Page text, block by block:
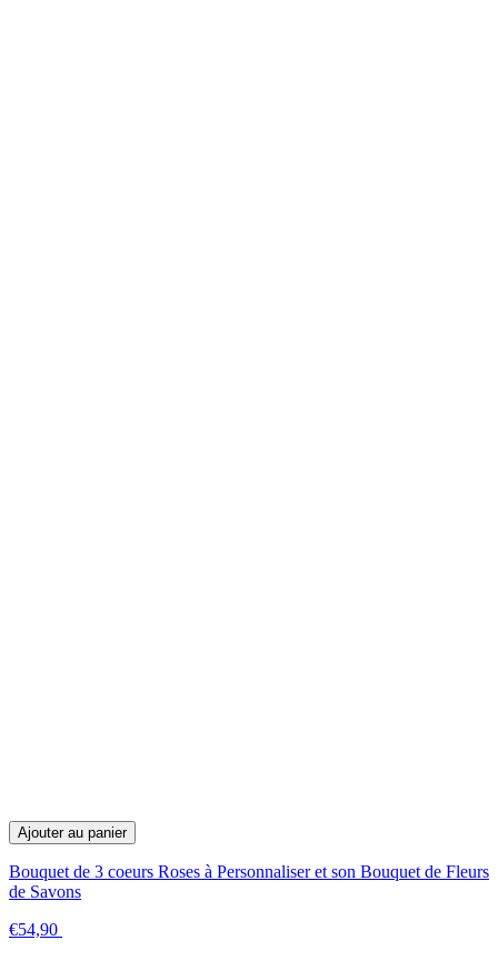
Ajouter au panier
Bouquet de 3 coeurs Roses à Personnaliser et son Bouquet de Fleurs
de Savons
€54,90